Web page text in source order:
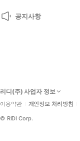
공지사항
리디(주) 사업자 정보
이용약관 개인정보 처리방침
© RIDI Corp.